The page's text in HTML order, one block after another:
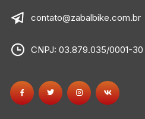
contato@zabalbike.com.br
CNPJ: 03.879.035/0001-30